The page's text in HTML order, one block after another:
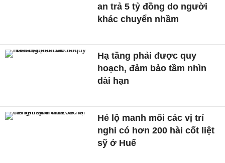
an trả 5 tỷ đồng do người
khác chuyển nhầm
Hạ tầng phải được quy
hoạch, đảm bảo tầm nhìn
dài hạn
Hé lộ manh mối các vị trí
nghi có hơn 200 hài cốt liệt
sỹ ở Huế